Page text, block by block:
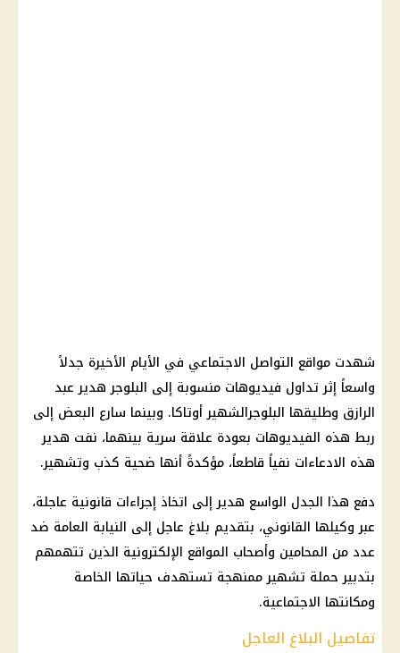
شهدت مواقع التواصل الاجتماعي في الأيام الأخيرة جدلاً
واسعاً إثر تداول فيديوهات منسوبة إلى البلوجر هدير عبد
الرازق وطليقها البلوجرالشهير أوتاكا. وبينما سارع البعض إلى
ربط هذه الفيديوهات بعودة علاقة سرية بينهما، نفت هدير
هذه الادعاءات نفياً قاطعاً، مؤكدةً أنها ضحية كذب وتشهير.
دفع هذا الجدل الواسع هدير إلى اتخاذ إجراءات قانونية عاجلة،
عبر وكيلها القانوني، بتقديم بلاغ عاجل إلى النيابة العامة ضد
عدد من المحامين وأصحاب المواقع الإلكترونية الذين تتهمهم
بتدبير حملة تشهير ممنهجة تستهدف حياتها الخاصة
ومكانتها الاجتماعية.
تفاصيل البلاغ العاجل